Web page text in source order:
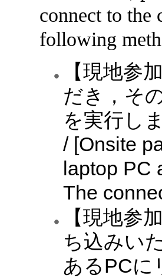
connect to the
following
【現地参
だき，そ
を実行し
/ [Onsite
laptop PC
The
【現地参
ち込みい
あるPCに